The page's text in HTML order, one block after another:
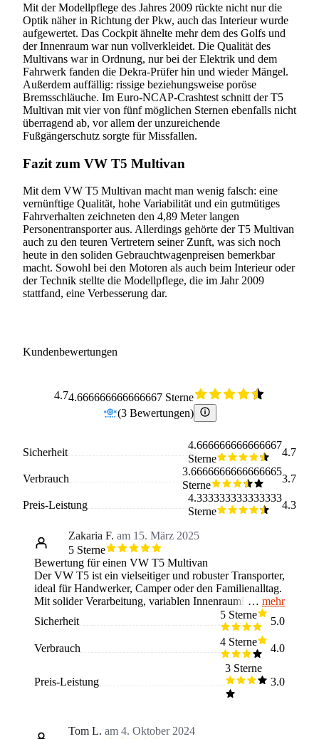
Mit der Modellpflege des Jahres 2009 rückte nicht nur die
Optik näher in Richtung der Pkw, auch das Interieur wurde
aufgewertet. Das Cockpit ähnelte mehr dem des Golfs und
der Innenraum war nun vollverkleidet. Die Qualität des
Multivans war in Ordnung, nur bei der Elektrik und dem
Fahrwerk fanden die Dekra-Prüfer hin und wieder Mängel.
Außerdem auffällig: rissige beziehungsweise poröse
Bremsschläuche. Im Euro-NCAP-Crashtest schnitt der T5
Multivan mit vier von fünf möglichen Sternen ebenfalls nicht
überragend ab, vor allem der unzureichende
Fußgängerschutz sorgte für Missfallen.
Fazit zum VW T5 Multivan
Mit dem VW T5 Multivan macht man wenig falsch: eine
vernünftige Qualität, hohe Variabilität und ein gutmütiges
Fahrverhalten zeichneten den 4,89 Meter langen
Personentransporter aus. Allerdings gehörte der T5 Multivan
auch zu den teuren Vertretern seiner Zunft, was sich noch
heute in den soliden Gebrauchtwagenpreisen bemerkbar
macht. Sowohl bei den Motoren als auch beim Interieur oder
der Technik stellte die Modellpflege, die im Jahr 2009
stattfand, eine Verbesserung dar.
Kundenbewertungen
4.74.666666666666667 Sterne
(3 Bewertungen)
Sicherheit
4.666666666666667
Sterne
4.7
Verbrauch
3.6666666666666665
Sterne
3.7
Preis-Leistung
4.333333333333333
Sterne
4.3
Zakaria F. am 15. März 2025
5 Sterne
Bewertung für einen VW T5 Multivan
Der VW T5 ist ein vielseitiger und robuster Transporter,
ideal für Handwerker, Camper oder den Familienalltag.
Mit solider Verarbeitung, variablen Innenraumlösungen
und zuverlässigen Motoren überzeugt er im Alltag.
Allerdings sind hohe Laufleistungen oft mit teuren
mehr
Sicherheit
5 Sterne
5.0
Verbrauch
4 Sterne
4.0
Preis-Leistung
3 Sterne
3.0
Tom L. am 4. Oktober 2024